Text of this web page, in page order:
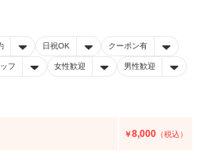
日祝OK クーポン有
フ 女性歓迎 男性歓迎
￥8,000 （税込）